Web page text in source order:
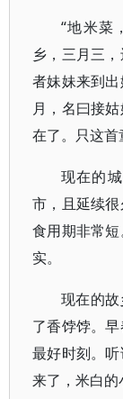
“地米菜
乡，三月三
者妹妹来到
月，名曰接
在了。只这首
现在的
市，且延续
食用期非常
实。
现在的
了香饽饽。
最好时刻。
来了，米白的